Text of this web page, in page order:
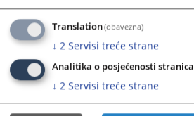
Translation(obavezna)
↓ 2 Servisi treće strane
Analitika o posjećenosti stranica
↓ 2 Servisi treće strane